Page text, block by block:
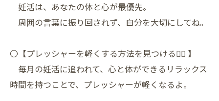
妊活は、あなたの体と心が最優先。
周囲の言葉に振り回されず、自分を大切にしてね。
〇【プレッシャーを軽くする方法を見つける🧘‍♀️ 】
毎月の妊活に追われて、心と体ができるリラックス
時間を持つことで、プレッシャーが軽くなるよ。